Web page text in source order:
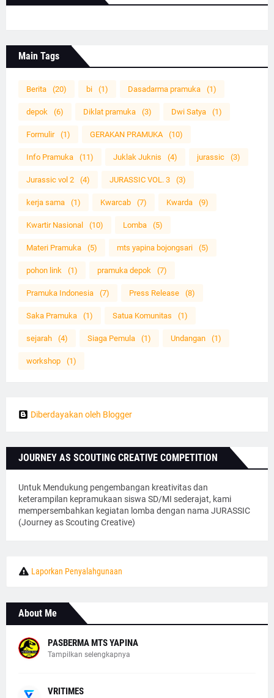
Main Tags
Berita (20) bi (1) Dasadarma pramuka (1)
depok (6) Diklat pramuka (3) Dwi Satya (1)
Formulir (1) GERAKAN PRAMUKA (10)
Info Pramuka (11) Juklak Juknis (4) jurassic (3)
Jurassic vol 2 (4) JURASSIC VOL. 3 (3)
kerja sama (1) Kwarcab (7) Kwarda (9)
Kwartir Nasional (10) Lomba (5)
Materi Pramuka (5) mts yapina bojongsari (5)
pohon link (1) pramuka depok (7)
Pramuka Indonesia (7) Press Release (8)
Saka Pramuka (1) Satua Komunitas (1)
sejarah (4) Siaga Pemula (1) Undangan (1)
workshop (1)
Diberdayakan oleh Blogger
JOURNEY AS SCOUTING CREATIVE COMPETITION
Untuk Mendukung pengembangan kreativitas dan
keterampilan kepramukaan siswa SD/MI sederajat, kami
mempersembahkan kegiatan lomba dengan nama JURASSIC
(Journey as Scouting Creative)
Laporkan Penyalahgunaan
About Me
PASBERMA MTS YAPINA
Tampilkan selengkapnya
VRITIMES